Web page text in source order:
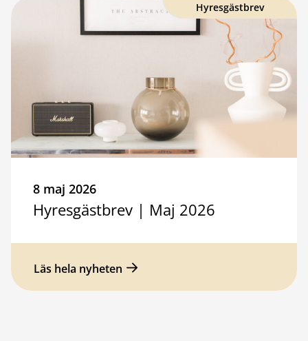
Hyresgästbrev
8 maj 2026
Hyresgästbrev | Maj 2026
Läs hela nyheten